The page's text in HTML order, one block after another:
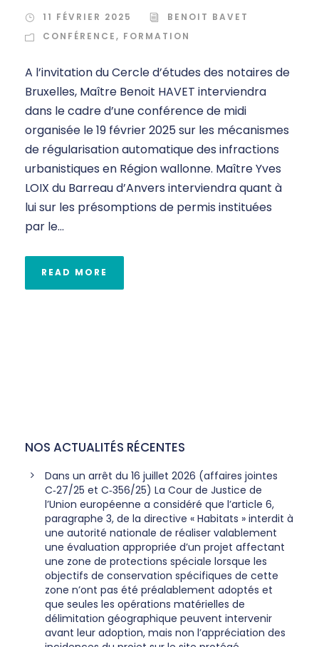
11 FÉVRIER 2025
BENOIT BAVET
CONFÉRENCE, FORMATION
A l’invitation du Cercle d’études des notaires de
Bruxelles, Maître Benoit HAVET interviendra
dans le cadre d’une conférence de midi
organisée le 19 février 2025 sur les mécanismes
de régularisation automatique des infractions
urbanistiques en Région wallonne. Maître Yves
LOIX du Barreau d’Anvers interviendra quant à
lui sur les présomptions de permis instituées
par le...
READ MORE
NOS ACTUALITÉS RÉCENTES
Dans un arrêt du 16 juillet 2026 (affaires jointes
C‑27/25 et C‑356/25) La Cour de Justice de
l’Union européenne a considéré que l’article 6,
paragraphe 3, de la directive « Habitats » interdit à
une autorité nationale de réaliser valablement
une évaluation appropriée d’un projet affectant
une zone de protections spéciale lorsque les
objectifs de conservation spécifiques de cette
zone n’ont pas été préalablement adoptés et
que seules les opérations matérielles de
délimitation géographique peuvent intervenir
avant leur adoption, mais non l’appréciation des